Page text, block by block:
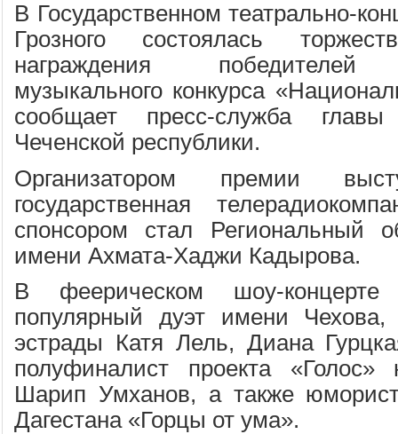
В Государственном театрально-
Грозного состоялась
награждения победителей
музыкального конкурса
сообщает пресс-служба
Чеченской республики.
Организатором премии
государственная
спонсором стал Региональный
имени Ахмата-Хаджи Кадырова.
В феерическом шоу-концерте
популярный дуэт имени Чехова,
эстрады Катя Лель, Диана
полуфиналист проекта
Шарип Умханов, а также
Дагестана «Горцы от ума».